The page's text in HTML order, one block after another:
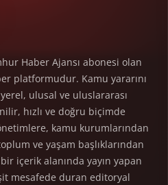
Haber Ajansı abonesi olan
platformudur. Kamu yararını
yerel, ulusal ve uluslararası
hızlı ve doğru biçimde
kamu kurumlarından
ve yaşam başlıklarından
içerik alanında yayın yapan
mesafede duran editoryal